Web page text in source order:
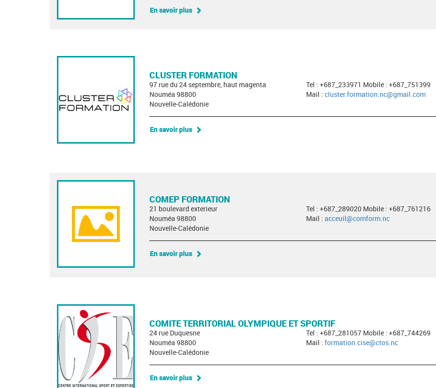
En savoir plus
CLUSTER FORMATION
97 rue du 24 septembre, haut magenta
Nouméa 98800
Nouvelle-Calédonie
Tel : +687_233971 Mobile : +687_751399
Mail : cluster.formation.nc@gmail.com
En savoir plus
COMEP FORMATION
21 boulevard exterieur
Nouméa 98800
Nouvelle-Calédonie
Tel : +687_289020 Mobile : +687_761216
Mail : acceuil@comform.nc
En savoir plus
COMITE TERRITORIAL OLYMPIQUE ET SPORTIF
24 rue Duquesne
Nouméa 98800
Nouvelle-Calédonie
Tel : +687_281057 Mobile : +687_744269
Mail : formation.cise@ctos.nc
En savoir plus